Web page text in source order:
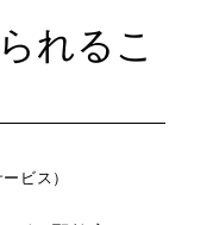
れるこ
ビス）